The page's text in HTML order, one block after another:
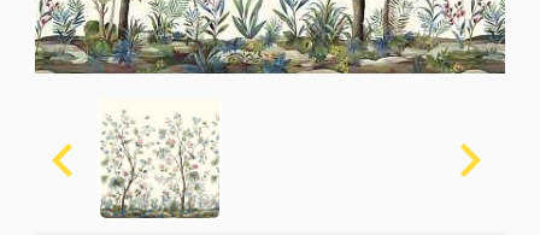
Заказать обратный звонок